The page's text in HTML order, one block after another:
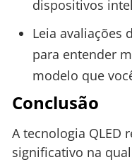
dispositivos
Leia avaliações
para entender
modelo que
Conclusão
A tecnologia QLED
significativo na